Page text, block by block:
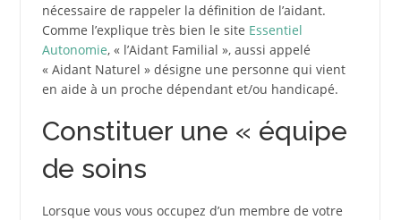
nécessaire de rappeler la définition de l’aidant.
Comme l’explique très bien le site Essentiel
Autonomie, « l’Aidant Familial », aussi appelé
« Aidant Naturel » désigne une personne qui vient
en aide à un proche dépendant et/ou handicapé.
Constituer une « équipe
de soins
Lorsque vous vous occupez d’un membre de votre